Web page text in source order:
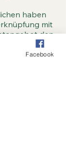
haben
mit
den
geprüft, ob
Facebook